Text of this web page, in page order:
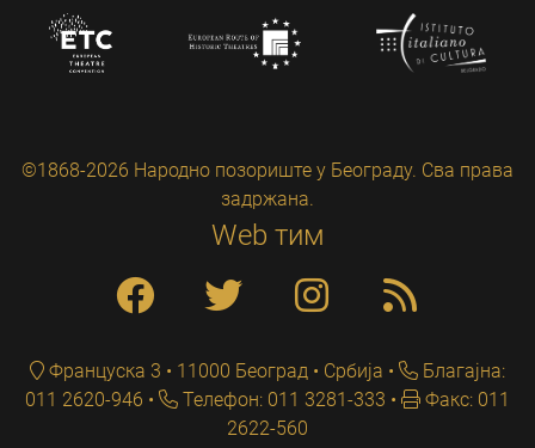
©1868-2026 Народно позориште у Београду. Сва права
задржана.
Web тим
Француска 3 • 11000 Београд • Србија
Благајна:
011 2620-946
Телефон: 011 3281-333
Факс: 011
2622-560